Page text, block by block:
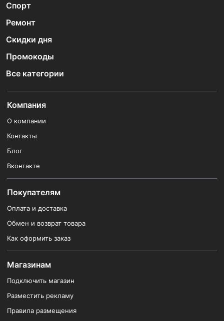
Спорт
Ремонт
Скидки дня
Промокоды
Все категории
Компания
О компании
Контакты
Блог
Вконтакте
Покупателям
Оплата и доставка
Обмен и возврат товара
Как оформить заказ
Магазинам
Подключить магазин
Разместить рекламу
Правила размещения